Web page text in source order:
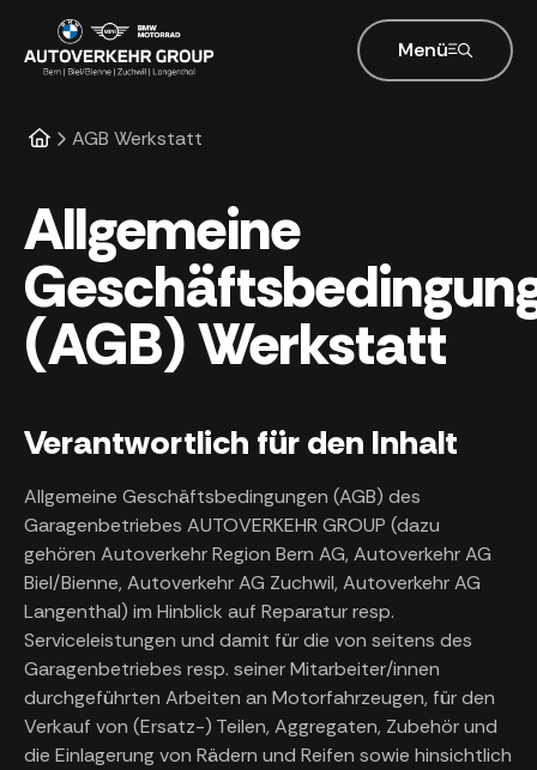
Menü
AGB Werkstatt
Allgemeine
(AGB) Werkstatt
Verantwortlich für den Inhalt
Allgemeine Geschäftsbedingungen (AGB) des
Garagenbetriebes AUTOVERKEHR GROUP (dazu
gehören Autoverkehr Region Bern AG, Autoverkehr AG
Biel/Bienne, Autoverkehr AG Zuchwil, Autoverkehr AG
Langenthal) im Hinblick auf Reparatur resp.
Serviceleistungen und damit für die von seitens des
Garagenbetriebes resp. seiner Mitarbeiter/innen
durchgeführten Arbeiten an Motorfahrzeugen, für den
Verkauf von (Ersatz-) Teilen, Aggregaten, Zubehör und
die Einlagerung von Rädern und Reifen sowie hinsichtlich